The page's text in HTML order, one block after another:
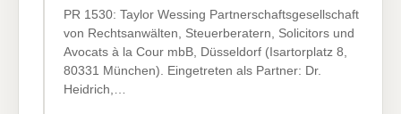
PR 1530: Taylor Wessing Partnerschaftsgesellschaft
von Rechtsanwälten, Steuerberatern, Solicitors und
Avocats à la Cour mbB, Düsseldorf (Isartorplatz 8,
80331 München). Eingetreten als Partner: Dr.
Heidrich,…